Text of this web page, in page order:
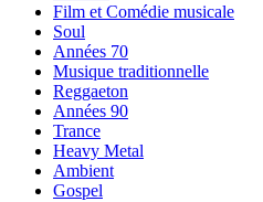
Film et Comédie musicale
Soul
Années 70
Musique traditionnelle
Reggaeton
Années 90
Trance
Heavy Metal
Ambient
Gospel